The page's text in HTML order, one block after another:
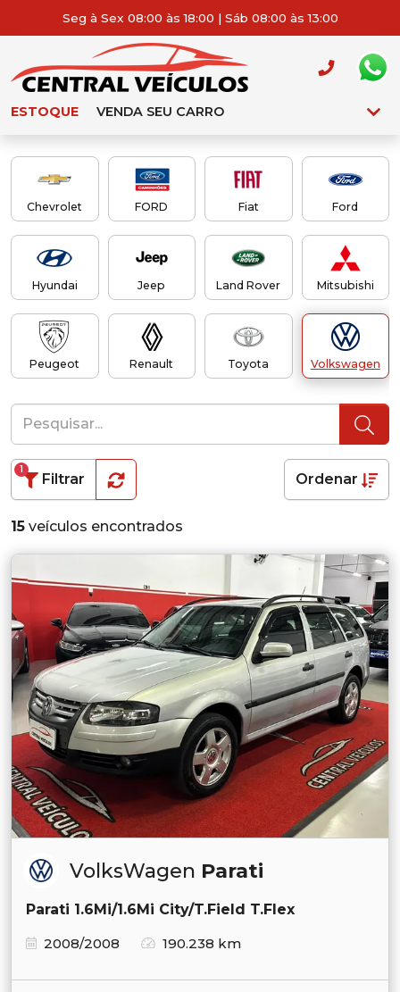
Seg à Sex 08:00 às 18:00 | Sáb 08:00 às 13:00
ESTOQUE VENDA SEU CARRO
Chevrolet FORD Fiat Ford
Hyundai Jeep Land Rover Mitsubishi
Peugeot Renault Toyota Volkswagen
Filtrar
1
Ordenar
15 veículos encontrados
VolksWagen Parati
Parati 1.6Mi/1.6Mi City/T.Field T.Flex
2008/2008
190.238 km